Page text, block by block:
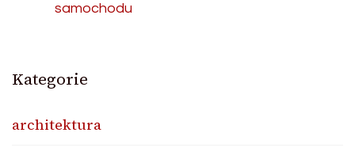
samochodu
Kategorie
architektura